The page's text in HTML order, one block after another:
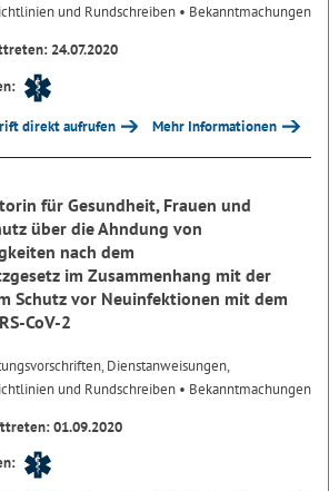
und Rundschreiben • Bekanntmachungen
24.07.2020
direkt aufrufen Mehr Informationen
für Gesundheit, Frauen und
über die Ahndung von
nach dem
im Zusammenhang mit der
Schutz vor Neuinfektionen mit dem
CoV-2
Dienstanweisungen,
und Rundschreiben • Bekanntmachungen
01.09.2020